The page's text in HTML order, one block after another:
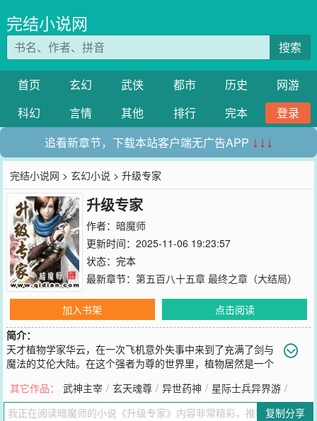
完结小说网
搜索
首页 玄幻 武侠 都市 历史
网游
科幻
言情 其他 排行 完本
登录
追看新章节，下载本站客户端无广告APP ↓↓↓
完结小说网 >玄幻小说 > 升级专家
升级专家
作者： 暗魔师
更新时间：2025-11-06 19:23:57
状态：完本
最新章节： 第五百八十五章 最终之章（大结局）
加入书架
点击阅读
简介：
天才植物学家华云，在一次飞机意外失事中来到了充满了剑与
魔法的艾伦大陆。在这个强者为尊的世界里，植物居然是一个
则更是比巨龙还要稀有的存在。且看身为天才植物学家的华云，如何
利用地球植物学知识，将整个大陆玩转于手掌之中！【异界升级专
其它作品： 武神主宰 / 玄天魂尊 / 异世药神 / 星际士兵异界游 /
复制分享